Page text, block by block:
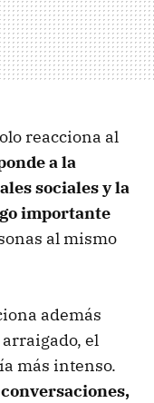
reacciona al
a la
sociales y la
importante
al mismo
además
el
más intenso.